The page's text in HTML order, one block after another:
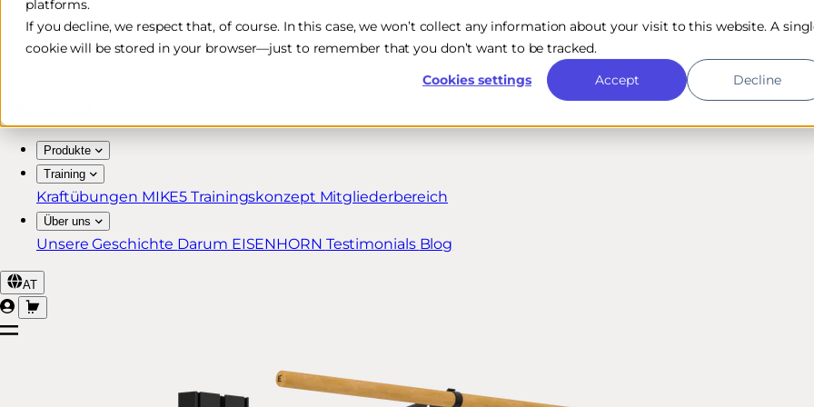
platforms.
If you decline, we respect that, of course. In this case, we won’t collect any information about your visit to this website. A
cookie will be stored in your browser—just to remember that you don’t want to be tracked.
Cookies settings
Accept Decline
Kostenlose & schnelle Lieferung*
30 Tage Rückgaberecht
Produkte
Training
Kraftübungen MIKE5 Trainingskonzept Mitgliederbereich
Über uns
Unsere Geschichte Darum EISENHORN Testimonials Blog
AT